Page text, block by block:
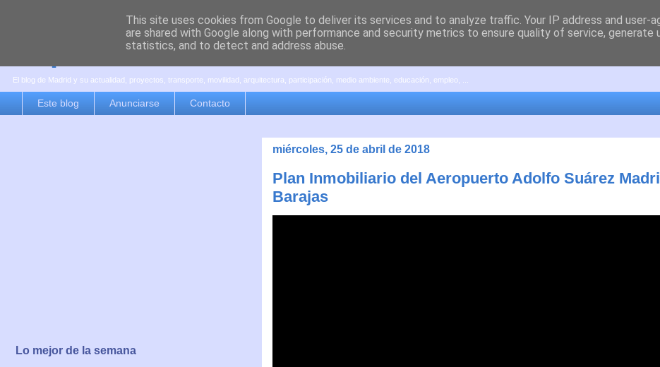
es por madrid
El blog de Madrid y su actualidad, proyectos, transporte, movilidad, arquitectura, participación, medio ambiente, educación, empleo, ...
Este blog Anunciarse Contacto
miércoles, 25 de abril de 2018
Plan Inmobiliario del Aeropuerto Adolfo Suárez
Barajas
Lo mejor de la semana
This site uses cookies from Google to deliver its services and to analyze traffic. Your IP address and user-
are shared with Google along with performance and security metrics to ensure quality of service, generate
statistics, and to detect and address abuse.